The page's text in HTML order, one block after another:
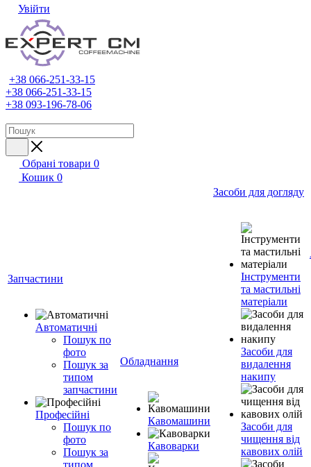
Увійти
+38 066-251-33-15
+38 066-251-33-15
+38 093-196-78-06
Обрані товари 0
Кошик 0
Запчастини
Автоматичні
Пошук по
фото
Пошук за
типом
запчастини
Професійні
Пошук по
фото
Пошук за
типом
Обладнання
Кавомашини
Кавоварки
Засоби для догляду
Інструменти
та мастильні
матеріали
Засоби для
видалення
накипу
Засоби для
чищення від
кавових олій